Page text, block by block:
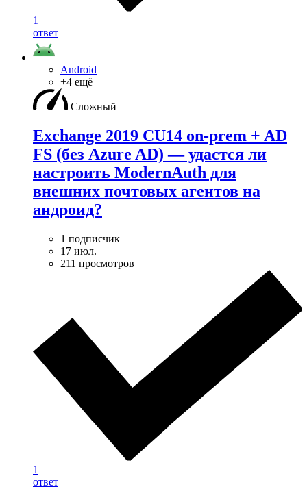
1
ответ
Android
+4 ещё
Сложный
Exchange 2019 CU14 on-prem + AD
FS (без Azure AD) — удаcтся ли
настроить ModernAuth для
внешних почтовых агентов на
андроид?
1 подписчик
17 июл.
211 просмотров
1
ответ